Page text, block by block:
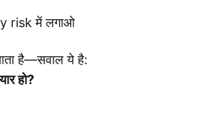
risk में लगाओ
है—सवाल ये है:
हो?